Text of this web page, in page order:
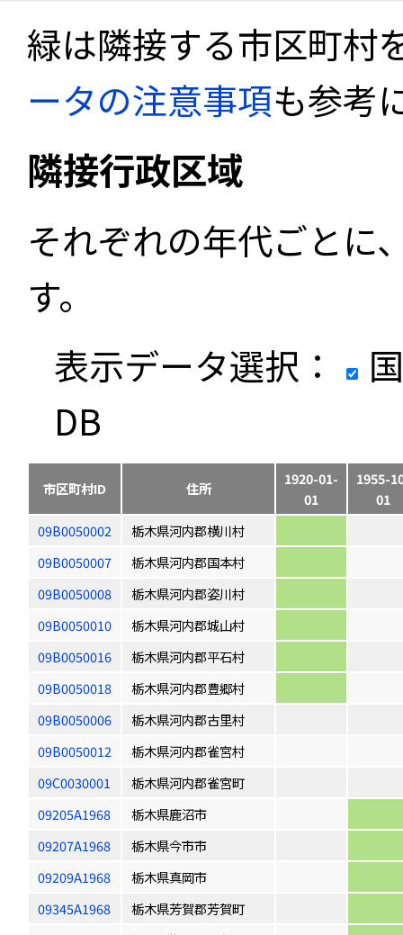
緑は隣接する市区町村
ータの注意事項も参考
隣接行政区域
それぞれの年代ごとに
す。
表示データ選択：
DB
市区町村ID 住所
1920-01-
01
1955-
01
09B0050002
栃木県河内郡横川村
09B0050007
栃木県河内郡国本村
09B0050008
栃木県河内郡姿川村
09B0050010
栃木県河内郡城山村
09B0050016
栃木県河内郡平石村
09B0050018
栃木県河内郡豊郷村
09B0050006
栃木県河内郡古里村
09B0050012
栃木県河内郡雀宮村
09C0030001
栃木県河内郡雀宮町
09205A1968
栃木県鹿沼市
09207A1968
栃木県今市市
09209A1968
栃木県真岡市
09345A1968
栃木県芳賀郡芳賀町